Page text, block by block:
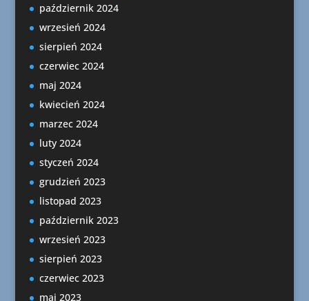
październik 2024
wrzesień 2024
sierpień 2024
czerwiec 2024
maj 2024
kwiecień 2024
marzec 2024
luty 2024
styczeń 2024
grudzień 2023
listopad 2023
październik 2023
wrzesień 2023
sierpień 2023
czerwiec 2023
maj 2023